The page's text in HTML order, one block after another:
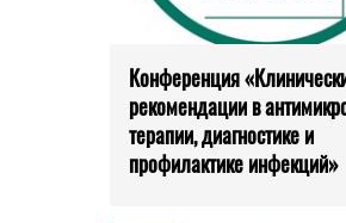
Конференция
рекомендации в
терапии, диагностике и
профилактике инфекций»